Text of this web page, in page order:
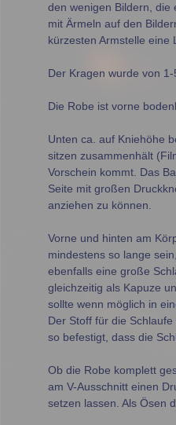
den wenigen Bildern, die
mit Ärmeln auf den
kürzesten Armstelle eine
Der Kragen wurde von
Die Robe ist vorne
Unten ca. auf Kniehöhe
sitzen zusammenhält
Vorschein kommt. Das
Seite mit großen
anziehen zu können.
Vorne und hinten am
mindestens so lange
ebenfalls eine große
gleichzeitig als Kapuze
sollte wenn möglich in
Der Stoff für die
so befestigt, dass die
Ob die Robe komplett
am V-Ausschnitt einen
setzen lassen. Als Ösen